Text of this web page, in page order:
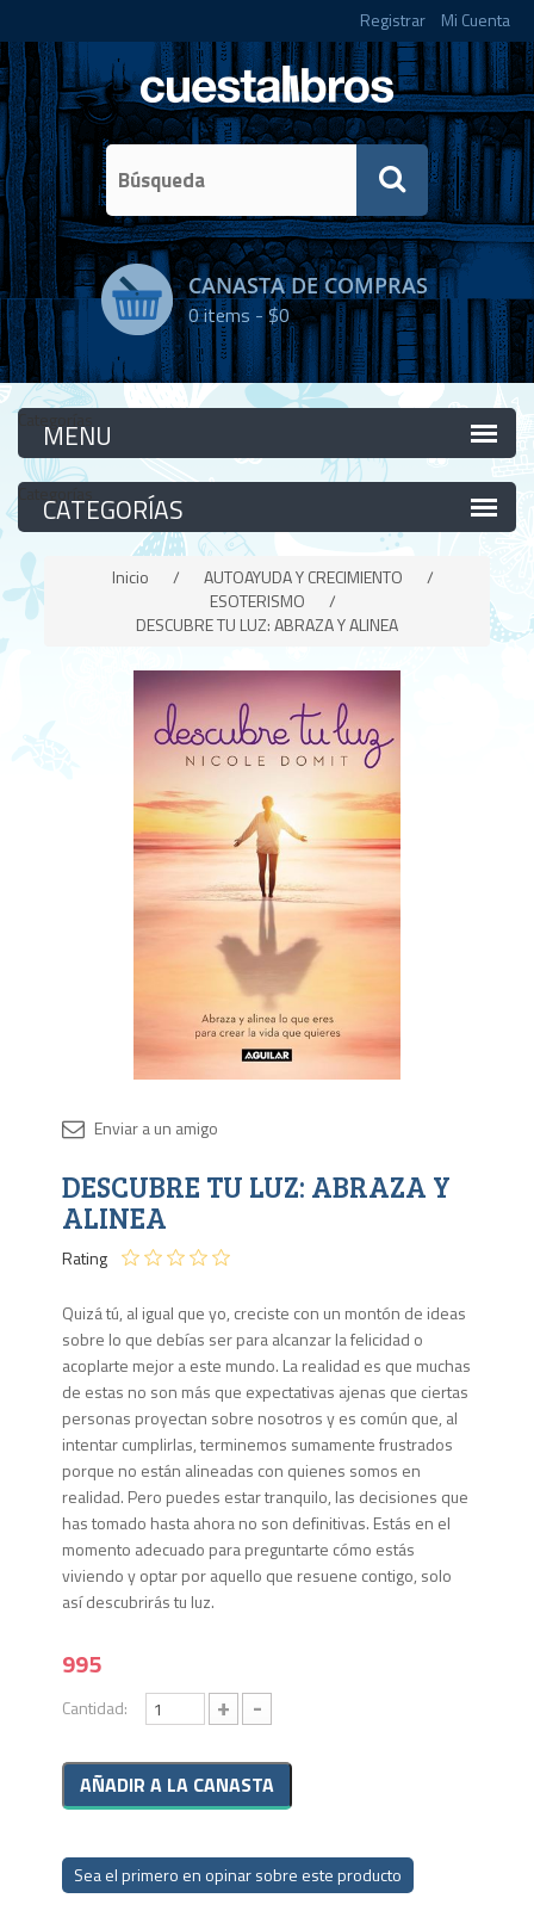
Registrar Mi Cuenta
CANASTA DE COMPRAS
0items -$0
Categorías
Categorías
Inicio / AUTOAYUDA Y CRECIMIENTO
/
ESOTERISMO
/
DESCUBRE TU LUZ: ABRAZA Y ALINEA
DESCUBRE TU LUZ: ABRAZA Y
ALINEA
Rating
Quizá tú, al igual que yo, creciste con un montón de ideas
sobre lo que debías ser para alcanzar la felicidad o
acoplarte mejor a este mundo. La realidad es que muchas
de estas no son más que expectativas ajenas que ciertas
personas proyectan sobre nosotros y es común que, al
intentar cumplirlas, terminemos sumamente frustrados
porque no están alineadas con quienes somos en
realidad. Pero puedes estar tranquilo, las decisiones que
has tomado hasta ahora no son definitivas. Estás en el
momento adecuado para preguntarte cómo estás
viviendo y optar por aquello que resuene contigo, solo
así descubrirás tu luz.
995
Cantidad: + -
Sea el primero en opinar sobre este producto